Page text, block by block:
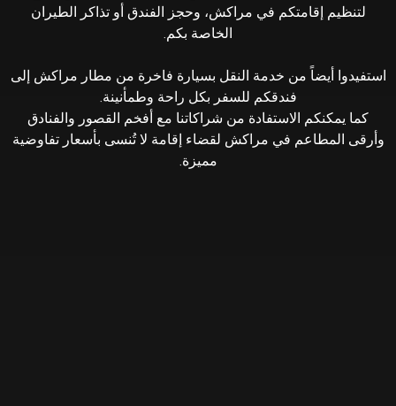
لتنظيم إقامتكم في مراكش، وحجز الفندق أو تذاكر الطيران
الخاصة بكم.
استفيدوا أيضاً من خدمة النقل بسيارة فاخرة من مطار مراكش إلى
فندقكم للسفر بكل راحة وطمأنينة.
كما يمكنكم الاستفادة من شراكاتنا مع أفخم القصور والفنادق
وأرقى المطاعم في مراكش لقضاء إقامة لا تُنسى بأسعار تفاوضية
مميزة.